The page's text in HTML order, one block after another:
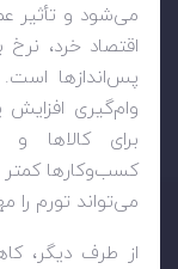
می‌شود و تأثیر
اقتصاد خرد،
پس‌اندازها
وام‌گیری
برای کالاها
کسب‌وکارها کمتر
می‌تواند تورم
از طرف دیگر،